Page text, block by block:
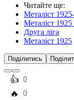
Читайте ще:
Металіст
Металіст
Друга ліга
Металіст 1925
Поділитись
️👍 0
️🔥 0